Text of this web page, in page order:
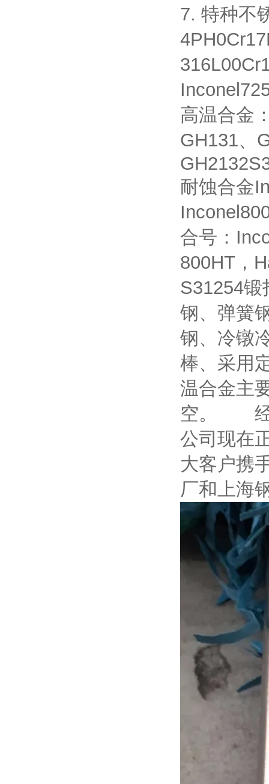
7. 特种不
高温合金
GH131、
耐蚀合金
合号：
800HT，
S31254
钢、弹簧
钢、冷镦
棒、采用
温合金主
空。 经
公司现在
大客户携
厂和上海